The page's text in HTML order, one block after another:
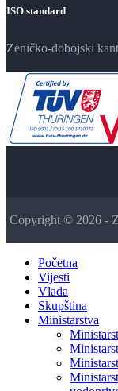
ISO standard
Zeničko-dobojski
Copyright © 2026 -
Početna
Vijesti
Vlada
Skupština
Ministarstva